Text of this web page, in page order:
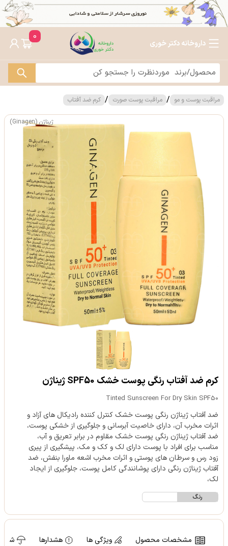
داروخانه دکتر خوری
0
مراقبت پوست و مو / مراقبت پوست صورت / کرم ضد آفتاب
ژیناژن (Ginagen)
کرم ضد آفتاب رنگی پوست خشک SPF50 ژیناژن
Tinted Sunscreen For Dry Skin SPF50
ضد آفتاب ژیناژن رنگی پوست خشک کنترل کننده رادیکال های آزاد و
اثرات مخرب آن، دارای خاصیت آبرسانی و جلوگیری از خشکی پوست،
ضد آفتاب ژیناژن رنگی پوست خشک مقاوم در برابر تعریق و آب،
مناسب برای افراد با پوست دارای لک و کک و مک، پیشگیری از پیری
زود رس و سرطان های پوستی و اثرات مخرب اشعه ماورا بنفش، ضد
آفتاب ژیناژن رنگی دارای پوشانندگی کامل پوست، جلوگیری از ایجاد
لک،
رنگ
مشخصات محصول ویژگی ها هشدارها